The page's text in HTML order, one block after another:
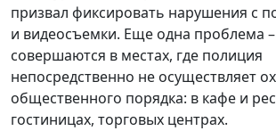
призвал фиксировать нарушения с
и видеосъемки. Еще одна проблема
совершаются в местах, где полиция
непосредственно не осуществляет
общественного порядка: в кафе и
гостиницах, торговых центрах.